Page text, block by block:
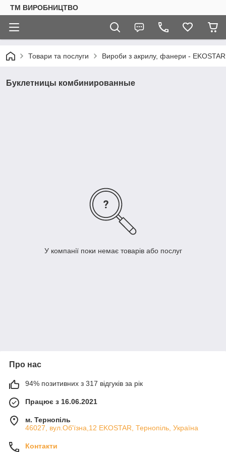
ТМ ВИРОБНИЦТВО
Товари та послуги Вироби з акрилу, фанери - EKOSTAR
Буклетницы комбинированные
У компанії поки немає товарів або послуг
Про нас
94% позитивних з 317 відгуків за рік
Працює з 16.06.2021
м. Тернопіль
46027, вул.Об'їзна,12 EKOSTAR, Тернопіль, Україна
Контакти